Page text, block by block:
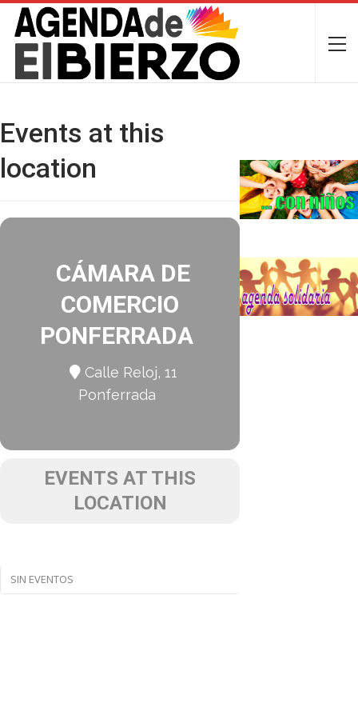
Events at this
location
CÁMARA DE
COMERCIO
PONFERRADA
Calle Reloj, 11
Ponferrada
EVENTS AT THIS
LOCATION
SIN EVENTOS